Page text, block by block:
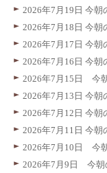
2026年7月19日 今
2026年7月18日 今
2026年7月17日 今
2026年7月16日 今
2026年7月15日
2026年7月13日 今
2026年7月12日 今
2026年7月11日 今
2026年7月10日
2026年7月9日 今